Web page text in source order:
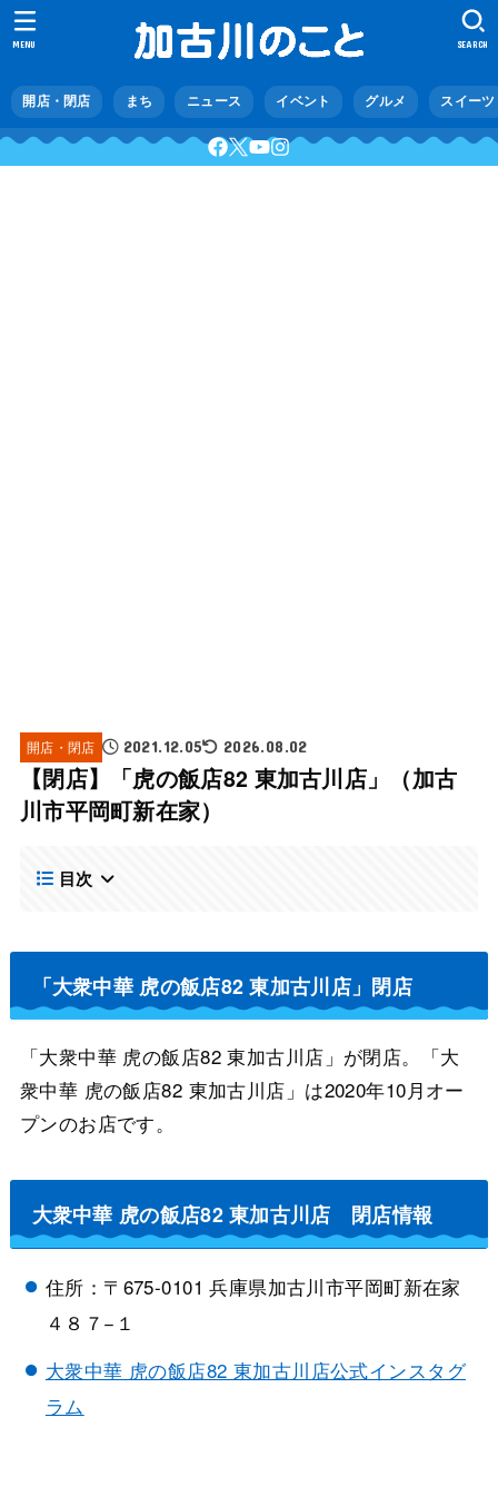
開店・閉店 まち ニュース イベント グルメ スイーツ
SEARCH
MENU
開店・閉店 2021.12.05 2026.08.02
【閉店】「虎の飯店82 東加古川店」（加古
川市平岡町新在家）
目次
「大衆中華 虎の飯店82 東加古川店」閉店
「大衆中華 虎の飯店82 東加古川店」が閉店。「大
衆中華 虎の飯店82 東加古川店」は2020年10月オー
プンのお店です。
大衆中華 虎の飯店82 東加古川店 閉店情報
住所：〒675-0101 兵庫県加古川市平岡町新在家
４８７−１
大衆中華 虎の飯店82 東加古川店公式インスタグ
ラム